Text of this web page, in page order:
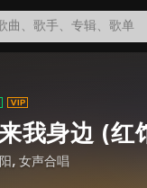
我身边 (
, 女声合唱